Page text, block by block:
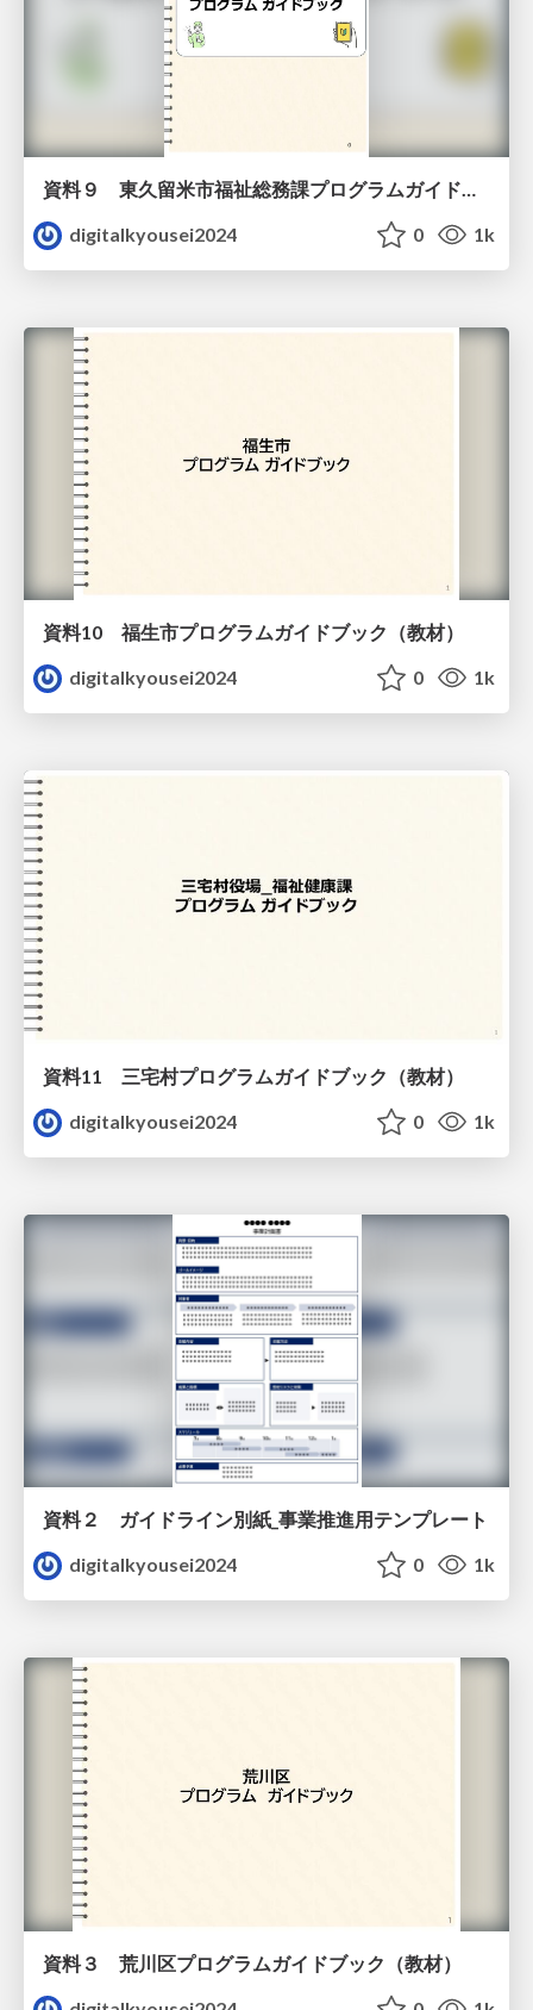
資料９ 東久留米市福祉総務課プログラムガイドブック（教材）
digitalkyousei2024
0 1k
資料10 福生市プログラムガイドブック（教材）
digitalkyousei2024
0 1k
資料11 三宅村プログラムガイドブック（教材）
digitalkyousei2024
0 1k
資料２ ガイドライン別紙_事業推進用テンプレート
digitalkyousei2024
0 1k
資料３ 荒川区プログラムガイドブック（教材）